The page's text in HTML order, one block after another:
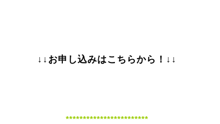
↓↓お申し込みはこちらから！↓↓
************************